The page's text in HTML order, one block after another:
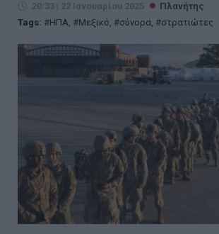
20:33 | 22 Ιανουαρίου 2025
Πλανήτης
Tags:
ΗΠΑ, Μεξικό, σύνορα, στρατιώτες